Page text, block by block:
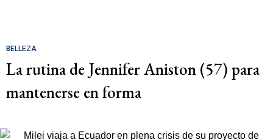
BELLEZA
La rutina de Jennifer Aniston (57) para
mantenerse en forma